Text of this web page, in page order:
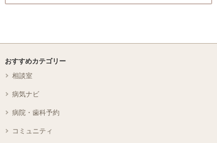
おすすめカテゴリー
相談室
病気ナビ
病院・歯科予約
コミュニティ